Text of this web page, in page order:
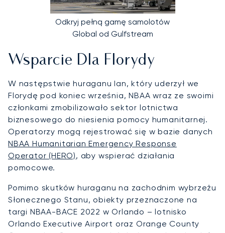
Odkryj pełną gamę samolotów
Global od Gulfstream
Wsparcie Dla Florydy
W następstwie huraganu Ian, który uderzył we
Florydę pod koniec września, NBAA wraz ze swoimi
członkami zmobilizowało sektor lotnictwa
biznesowego do niesienia pomocy humanitarnej.
Operatorzy mogą rejestrować się w bazie danych
NBAA Humanitarian Emergency Response
Operator (HERO), aby wspierać działania
pomocowe.
Pomimo skutków huraganu na zachodnim wybrzeżu
Słonecznego Stanu, obiekty przeznaczone na
targi NBAA-BACE 2022 w Orlando – lotnisko
Orlando Executive Airport oraz Orange County